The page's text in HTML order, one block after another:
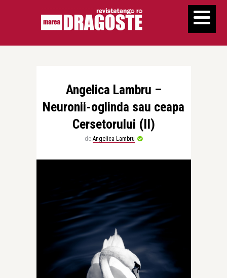
Angelica Lambru –
Neuronii-oglinda sau ceapa
Cersetorului (II)
de Angelica Lambru